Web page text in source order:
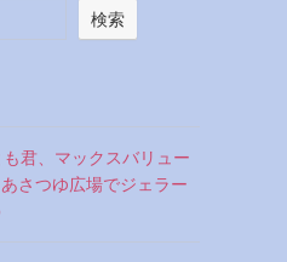
検索
君、マックスバリュー
さつゆ広場でジェラー